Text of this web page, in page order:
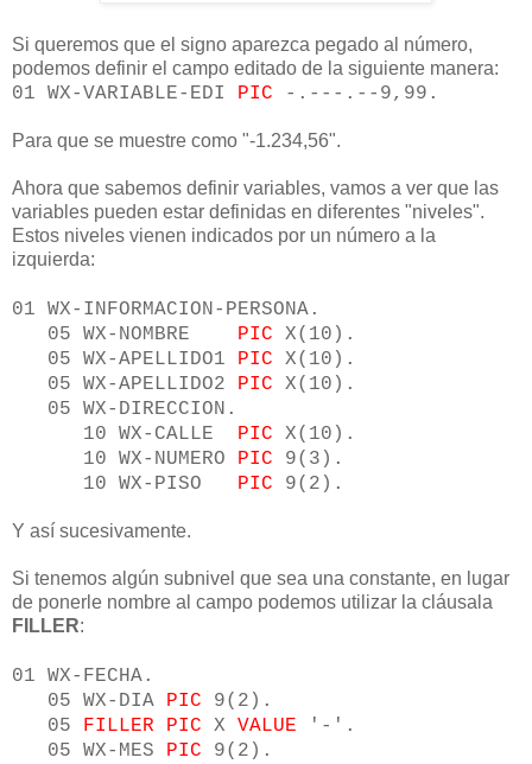
Si queremos que el signo aparezca pegado al número,
podemos definir el campo editado de la siguiente manera:
01 WX-VARIABLE-EDI PIC -.---.--9,99.
Para que se muestre como "-1.234,56".
Ahora que sabemos definir variables, vamos a ver que las
variables pueden estar definidas en diferentes "niveles".
Estos niveles vienen indicados por un número a la
izquierda:
01 WX-INFORMACION-PERSONA.
05 WX-NOMBRE PIC X(10).
05 WX-APELLIDO1 PIC X(10).
05 WX-APELLIDO2 PIC X(10).
05 WX-DIRECCION.
10 WX-CALLE PIC X(10).
10 WX-NUMERO PIC 9(3).
10 WX-PISO PIC 9(2).
Y así sucesivamente.
Si tenemos algún subnivel que sea una constante, en lugar
de ponerle nombre al campo podemos utilizar la cláusala
FILLER:
01 WX-FECHA.
05 WX-DIA PIC 9(2).
05 FILLER PIC X VALUE '-'.
05 WX-MES PIC 9(2).